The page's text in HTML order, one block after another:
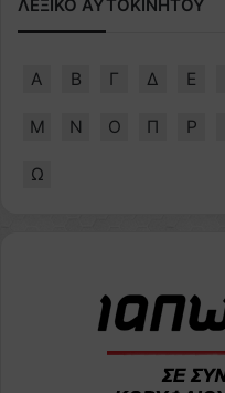
ΛΕΞΙΚΟ ΑΥΤΟΚΙΝΗΤΟΥ
Α Β Γ Δ Ε
Μ Ν Ο Π Ρ
Ω